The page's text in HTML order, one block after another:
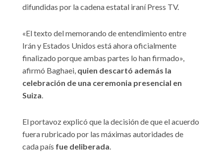
difundidas por la cadena estatal iraní Press TV.
«El texto del memorando de entendimiento entre
Irán y Estados Unidos está ahora oficialmente
finalizado porque ambas partes lo han firmado»,
afirmó Baghaei, quien descartó además la
celebración de una ceremonia presencial en
Suiza.
El portavoz explicó que la decisión de que el acuerdo
fuera rubricado por las máximas autoridades de
cada país fue deliberada.